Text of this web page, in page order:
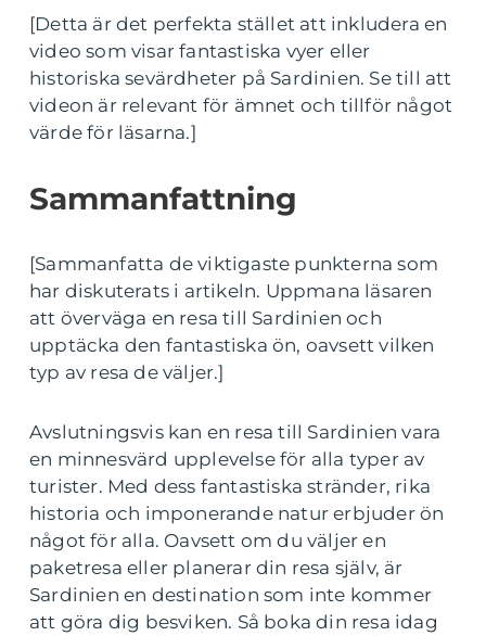
[Detta är det perfekta stället att inkludera en
video som visar fantastiska vyer eller
historiska sevärdheter på Sardinien. Se till att
videon är relevant för ämnet och tillför något
värde för läsarna.]
Sammanfattning
[Sammanfatta de viktigaste punkterna som
har diskuterats i artikeln. Uppmana läsaren
att överväga en resa till Sardinien och
upptäcka den fantastiska ön, oavsett vilken
typ av resa de väljer.]
Avslutningsvis kan en resa till Sardinien vara
en minnesvärd upplevelse för alla typer av
turister. Med dess fantastiska stränder, rika
historia och imponerande natur erbjuder ön
något för alla. Oavsett om du väljer en
paketresa eller planerar din resa själv, är
Sardinien en destination som inte kommer
att göra dig besviken. Så boka din resa idag